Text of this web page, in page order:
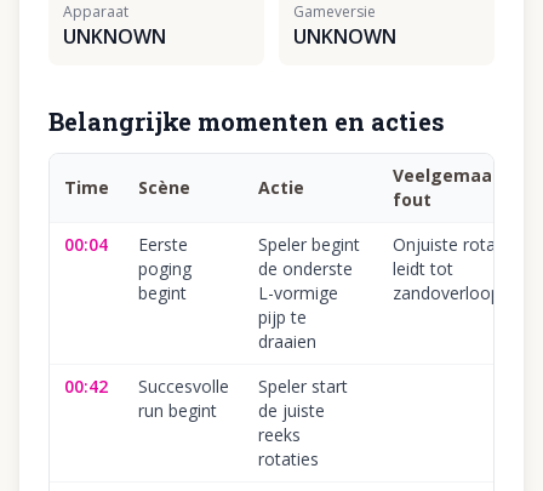
Apparaat
UNKNOWN
Gameversie
UNKNOWN
Belangrijke momenten en acties
Time Scène Actie
Veelgemaakte
fout
00:04
Eerste
poging
begint
Speler begint
de onderste
L-vormige
pijp te
draaien
Onjuiste rotatie
leidt tot
zandoverloop.
00:42
Succesvolle
run begint
Speler start
de juiste
reeks
rotaties